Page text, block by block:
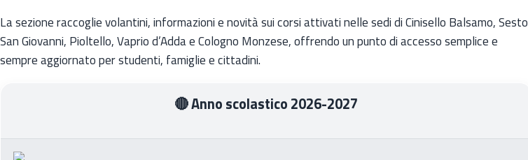
La sezione raccoglie volantini, informazioni e novità sui corsi attivati nelle sedi di Cinisello Balsamo, Sesto
San Giovanni, Pioltello, Vaprio d’Adda e Cologno Monzese, offrendo un punto di accesso semplice e
sempre aggiornato per studenti, famiglie e cittadini.
🔴 Anno scolastico 2026-2027